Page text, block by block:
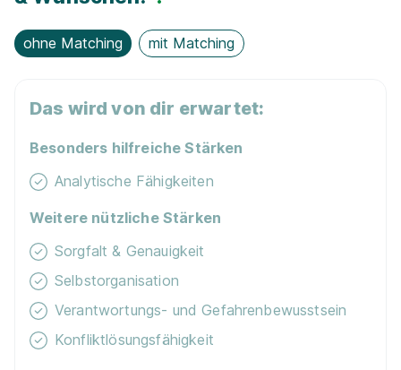
Alumni­netz­werk
Exkur­sionen
Kostenloses WLAN
Mobiles Arbeiten
ohne Matching mit Matching
Das wird von dir erwartet:
Besonders hilfreiche Stärken
Analytische Fähigkeiten
Weitere nützliche Stärken
Sorgfalt & Genauigkeit
Selbstorganisation
Verantwortungs- und Gefahrenbewusstsein
Konfliktlösungsfähigkeit